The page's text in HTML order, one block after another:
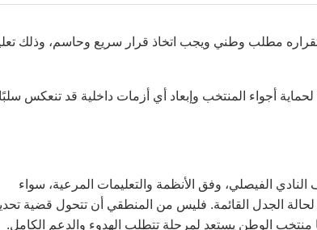
مطلب وطني ويجب اتخاذ قرار سريع وحاسم، وذلك
أجواء المنتخب وإبعاد أي أزمات داخلية قد تنعكس
الفيصلي، وفق الأنظمة والتعليمات المرعية، سواء
لحالة الجدل القائمة. فليس من المنطقي أن تتحول قضية
الوطن يستعد لمرحلة تتطلب الهدوء والدعم الكامل.